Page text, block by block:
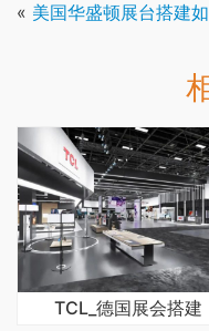
« 美国华盛顿展台搭建
TCL_德国展会搭建